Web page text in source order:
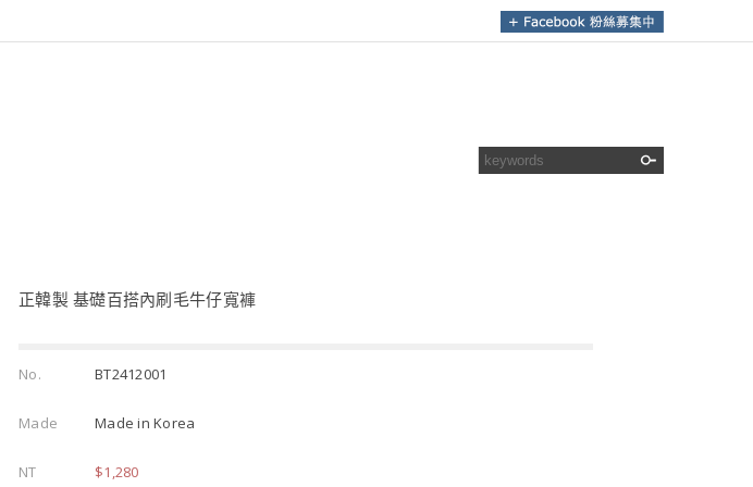
正韓製 基礎百搭內刷毛牛仔寬褲
No. BT2412001
Made Made in Korea
NT $1,280